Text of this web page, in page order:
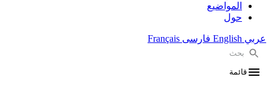
المواضيع
حول
عربي English فارسی Français
قائمة